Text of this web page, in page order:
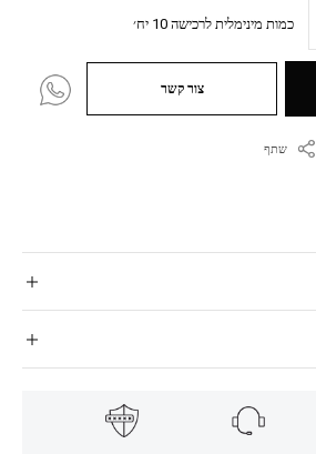
כמות מינימלית לרכישה 10 יח׳
צור קשר
שתף